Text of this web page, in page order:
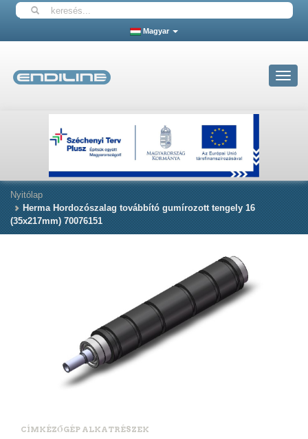
Magyar
Toggle
Nyitólap
Herma Hordozószalag továbbító gumírozott tengely 16
(35x217mm) 70076151
CÍMKÉZŐGÉP ALKATRÉSZEK